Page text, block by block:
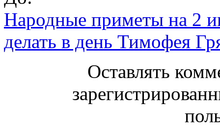
Народные приметы на 2
делать в день Тимофея
Оставлять